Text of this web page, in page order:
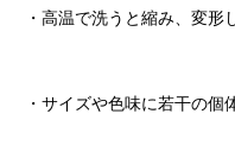
・高温で洗うと縮み、変形
・サイズや色味に若干の個